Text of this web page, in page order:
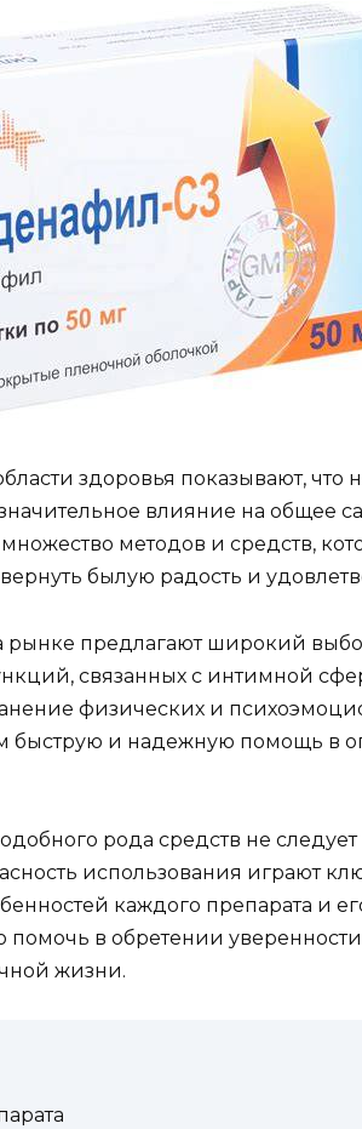
здоровья показывают, что
влияние на общее
методов и средств,
былую радость и
рынке предлагают широкий
связанных с интимной
физических и
быструю и надежную помощь в
рода средств не
использования играют
каждого препарата и
помочь в обретении
жизни.